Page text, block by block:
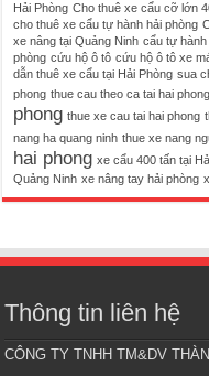
Hải Phòng Cho thuê xe cẩu cỡ lớn
cho thuê xe cẩu tự hành hải phòng
xe nâng tại Quảng Ninh cẩu tự hành
phòng cứu hộ ô tô cứu hộ ô tô xe
dẫn thuê xe cẩu tại Hải Phòng sua
phong thue cau theo ca tai hai phong
phong thue xe cau tai hai phong
nang ha quang ninh thue xe nang
hai phong xe cẩu 400 tấn tại
Quảng Ninh xe nâng tay hải phòng
Thông tin liên hệ
CÔNG TY TNHH TM&DV